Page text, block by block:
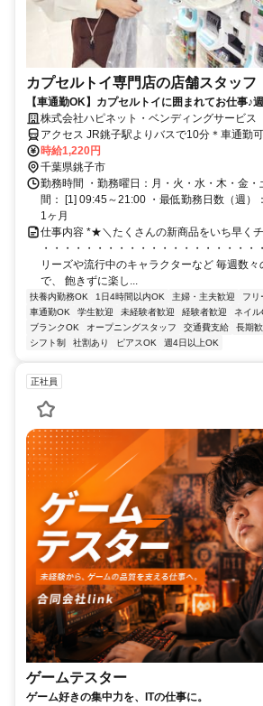
カプセルトイ専門店の店舗スタッフ
【車通勤OK】カプセルトイに囲まれてお仕事♪
務のシフトです◎ネイル＆ピアスOK・髪色自由
株式会社ハピネット・ベンディングサービス
ル銚子
アクセス JR銚子駅よりバスで10分＊車通勤
場合交通費全額支給
時給1,220円
千葉県銚子市
勤務時間 ・勤務曜日：月・火・水・木・金
間： [1] 09:45～21:00 ・最低勤務日数（週）
1ヶ月
仕事内容 *★＼たくさんの新商品をいち早く
・・・・・・・・・・・・・・・・・・・・
リーズや流行中のキャラクターなど 毎週数
で、 飽きずに楽し...
扶養内勤務OK 1日4時間以内OK 主婦・主夫歓迎 フリ
車通勤OK
学生歓迎 未経験者歓迎 経験者歓迎 ネイル
ブランクOK
オープニングスタッフ 交通費支給 長期
シフト制
社割あり ピアスOK 週4日以上OK
正社員
ゲームテスター
ゲーム好きの集中力を、ITの仕事に。